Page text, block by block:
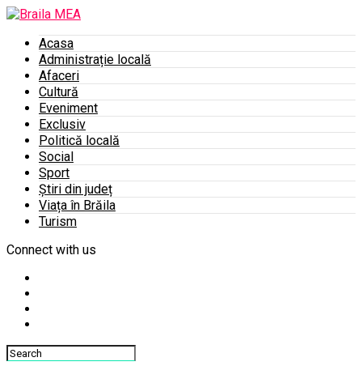
Acasa
Administrație locală
Afaceri
Cultură
Eveniment
Exclusiv
Politică locală
Social
Sport
Știri din județ
Viața în Brăila
Turism
Connect with us